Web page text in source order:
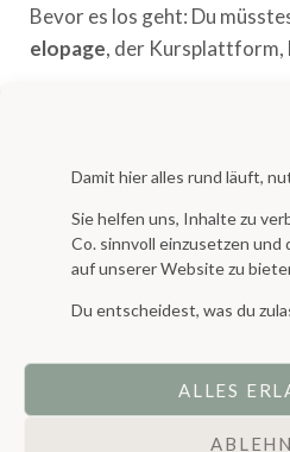
Damit hier alles rund läuft,
Sie helfen uns, Inhalte zu
Co. sinnvoll einzusetzen und
auf unserer Website zu
Du entscheidest, was du
ALLES
Bevor es los geht: Du
elopage, der Kursplattform,
von mir persönlich. Lies dir
du alle Infos und noch einen
Mach’s dir gemütlich und